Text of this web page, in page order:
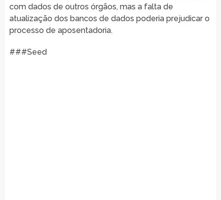
com dados de outros órgãos, mas a falta de
atualização dos bancos de dados poderia prejudicar o
processo de aposentadoria.
###Seed